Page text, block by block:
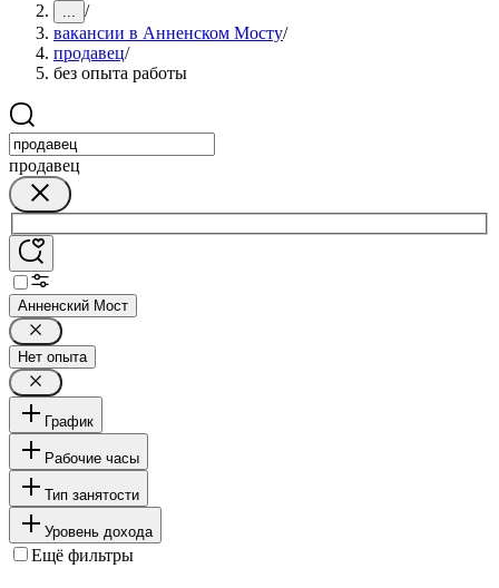
... /
вакансии в Анненском Мосту/
продавец/
без опыта работы
продавец
Анненский Мост
Нет опыта
График
Рабочие часы
Тип занятости
Уровень дохода
Ещё фильтры